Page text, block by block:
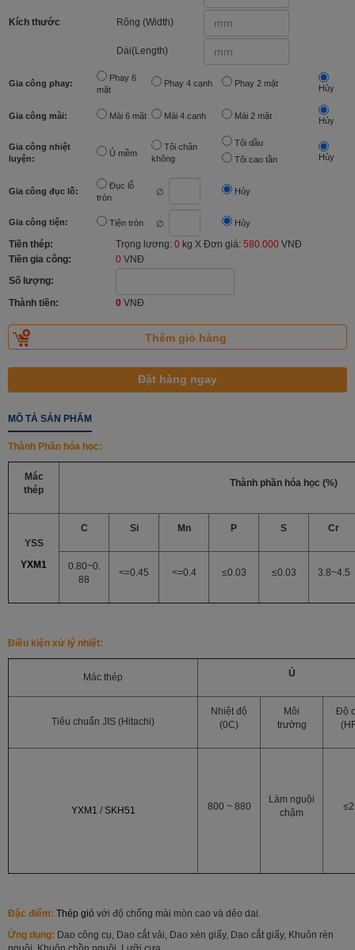
Kích thước Rộng (Width)
Dài(Length)
Gia công phay:
Phay 6
mặt
Phay 4 cạnh Phay 2 mặt Hủy
Gia công mài: Mài 6 mặt Mài 4 cạnh Mài 2 mặt Hủy
Gia công nhiệt
luyện:
Ủ mềm
Tôi chân
không
Tôi dầu
Tôi cao tần
Hủy
Gia công đục lỗ:
Đục lỗ
tròn
∅ Hủy
Gia công tiện: Tiện tròn ∅ Hủy
Tiền thép: Trọng lượng: 0 kg X Đơn giá: 580.000 VNĐ
Tiền gia công:
0 VNĐ
Số lượng:
Thành tiền:
0 VNĐ
MÔ TẢ SẢN PHẨM
Thành Phần hóa học:
Mác
thép
Thành phần hóa học (%)
YSS
YXM1
C Si Mn P S Cr
0.80~0.
88
<=0.45 <=0.4 ≤0.03 ≤0.03 3.8~4.5
Điều kiện xử lý nhiệt:
Mác thép Ủ
Tiêu chuẩn JIS (Hitachi)
Nhiệt độ
(0C)
Môi
trường
Độ
YXM1 / SKH51 800 ~ 880
Làm nguội
chậm
Đặc điểm: Thép gió với độ chống mài mòn cao và dẻo dai.
Ứng dụng: Dao công cụ, Dao cắt vải, Dao xén giấy, Dao cắt giấy, Khuôn rèn